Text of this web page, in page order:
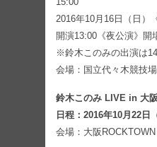
2016年10月16日（日）
開演13:00《夜公演》開
※鈴木このみの出演は14
会場：国立代々木競技
鈴木このみ LIVE in 大
日程：2016年10月22日
会場：大阪ROCKTOWN